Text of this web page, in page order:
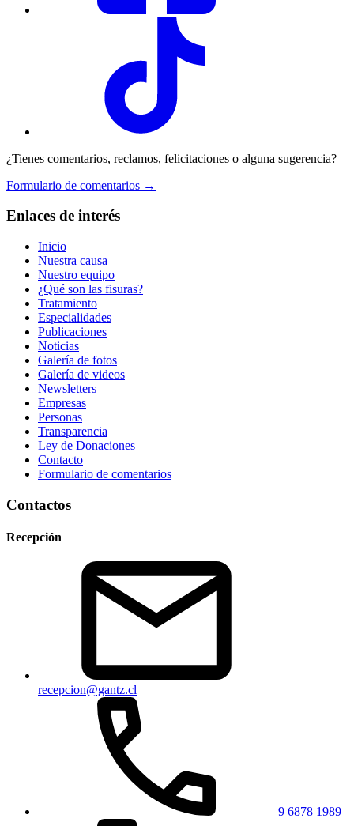
¿Tienes comentarios, reclamos, felicitaciones o alguna sugerencia?
Formulario de comentarios →
Enlaces de interés
Inicio
Nuestra causa
Nuestro equipo
¿Qué son las fisuras?
Tratamiento
Especialidades
Publicaciones
Noticias
Galería de fotos
Galería de videos
Newsletters
Empresas
Personas
Transparencia
Ley de Donaciones
Contacto
Formulario de comentarios
Contactos
Recepción
recepcion@gantz.cl
9 6878 1989